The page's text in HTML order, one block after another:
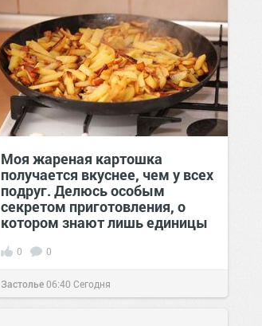
Моя жареная картошка
получается вкуснее, чем у всех
подруг. Делюсь особым
секретом приготовления, о
котором знают лишь единицы
0 0
Застолье06:40 Сегодня